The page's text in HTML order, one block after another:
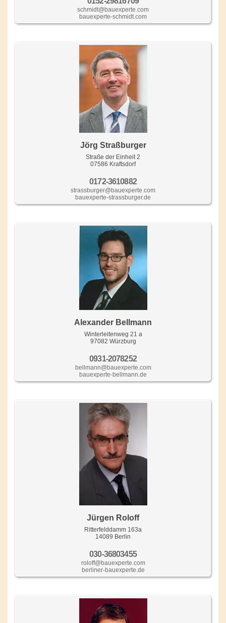
schmidt@bauexperte.com
bauexperte-schmidt.com
Jörg Straßburger
Straße der Einheit 2
07586 Kraftsdorf
0172-3610882
strassburger@bauexperte.com
bauexperte-strassburger.de
Alexander Bellmann
Winterleitenweg 21 a
97082 Würzburg
0931-2078252
bellmann@bauexperte.com
bauexperte-bellmann.de
Jürgen Roloff
Ritterfelddamm 163a
14089 Berlin
030-36803455
roloff@bauexperte.com
berliner-bauexperte.de